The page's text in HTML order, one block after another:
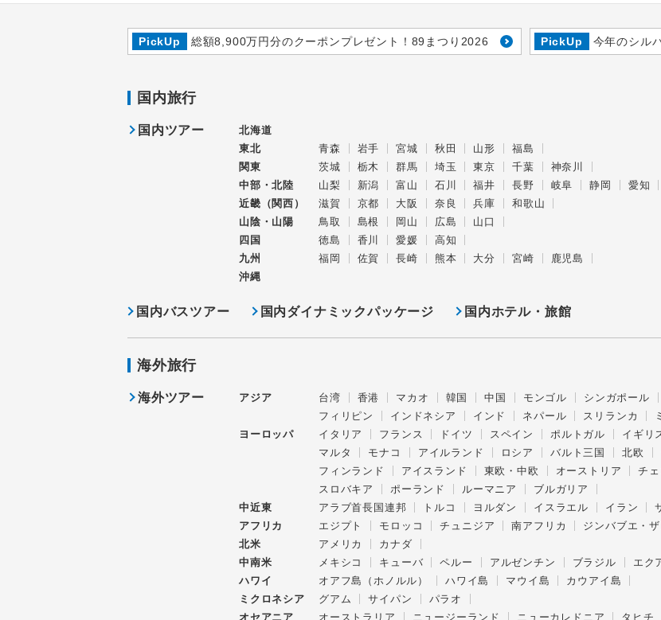
PickUp 総額8,900万円分のクーポンプレゼント！89まつり2026 PickUp 今年のシル
国内旅行
国内ツアー
北海道
東北
青森 岩手 宮城 秋田 山形
福島
関東
茨城 栃木 群馬 埼玉 東京 千葉
神奈川
中部・北陸
山梨 新潟 富山 石川 福井 長野 岐阜 静岡 愛知
近畿（関西）
滋賀 京都 大阪 奈良 兵庫
和歌山
山陰・山陽
鳥取 島根 岡山 広島
山口
四国
徳島 香川 愛媛
高知
九州
福岡 佐賀 長崎 熊本 大分 宮崎
鹿児島
沖縄
国内バスツアー 国内ダイナミックパッケージ 国内ホテル・旅館
海外旅行
海外ツアー アジア 台湾 香港 マカオ 韓国 中国 モンゴル シンガポール
フィリピン
インドネシア インド ネパール スリランカ
ヨーロッパ
イタリア フランス ドイツ スペイン ポルトガル イギリ
マルタ
モナコ アイルランド ロシア バルト三国 北欧
フィンランド
アイスランド 東欧・中欧 オーストリア チェ
スロバキア
ポーランド ルーマニア
ブルガリア
中近東
アラブ首長国連邦 トルコ ヨルダン イスラエル イラン
アフリカ
エジプト モロッコ チュニジア 南アフリカ ジンバブエ・
北米
アメリカ
カナダ
中南米
メキシコ キューバ ペルー アルゼンチン ブラジル エク
ハワイ
オアフ島（ホノルル） ハワイ島 マウイ島
カウアイ島
ミクロネシア
グアム サイパン
パラオ
オセアニア
オーストラリア ニュージーランド ニューカレドニア タヒチ